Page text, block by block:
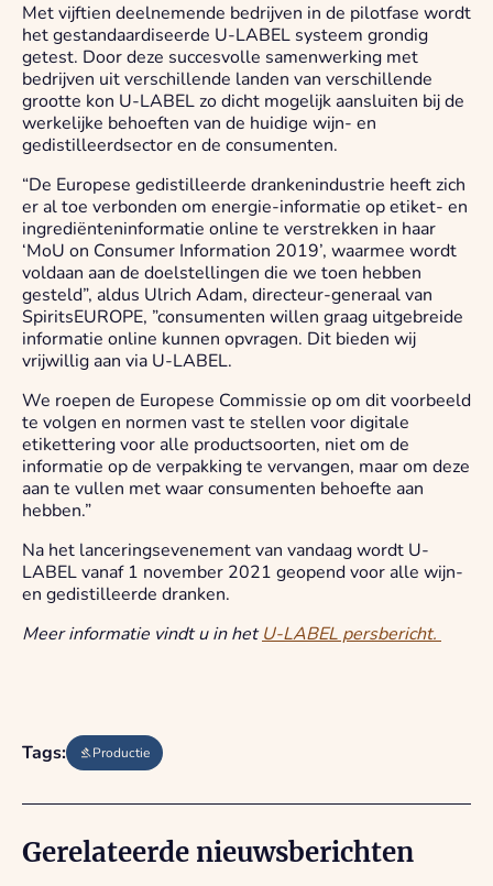
Met vijftien deelnemende bedrijven in de pilotfase wordt
het gestandaardiseerde U-LABEL systeem grondig
getest. Door deze succesvolle samenwerking met
bedrijven uit verschillende landen van verschillende
grootte kon U-LABEL zo dicht mogelijk aansluiten bij de
werkelijke behoeften van de huidige wijn- en
gedistilleerdsector en de consumenten.
“De Europese gedistilleerde drankenindustrie heeft zich
er al toe verbonden om energie-informatie op etiket- en
ingrediënteninformatie online te verstrekken in haar
‘MoU on Consumer Information 2019’, waarmee wordt
voldaan aan de doelstellingen die we toen hebben
gesteld”, aldus Ulrich Adam, directeur-generaal van
SpiritsEUROPE, ”consumenten willen graag uitgebreide
informatie online kunnen opvragen. Dit bieden wij
vrijwillig aan via U-LABEL.
We roepen de Europese Commissie op om dit voorbeeld
te volgen en normen vast te stellen voor digitale
etikettering voor alle productsoorten, niet om de
informatie op de verpakking te vervangen, maar om deze
aan te vullen met waar consumenten behoefte aan
hebben.”
Na het lanceringsevenement van vandaag wordt U-
LABEL vanaf 1 november 2021 geopend voor alle wijn-
en gedistilleerde dranken.
Meer informatie vindt u in hetU-LABEL persbericht.
Tags: Productie
Gerelateerde nieuwsberichten